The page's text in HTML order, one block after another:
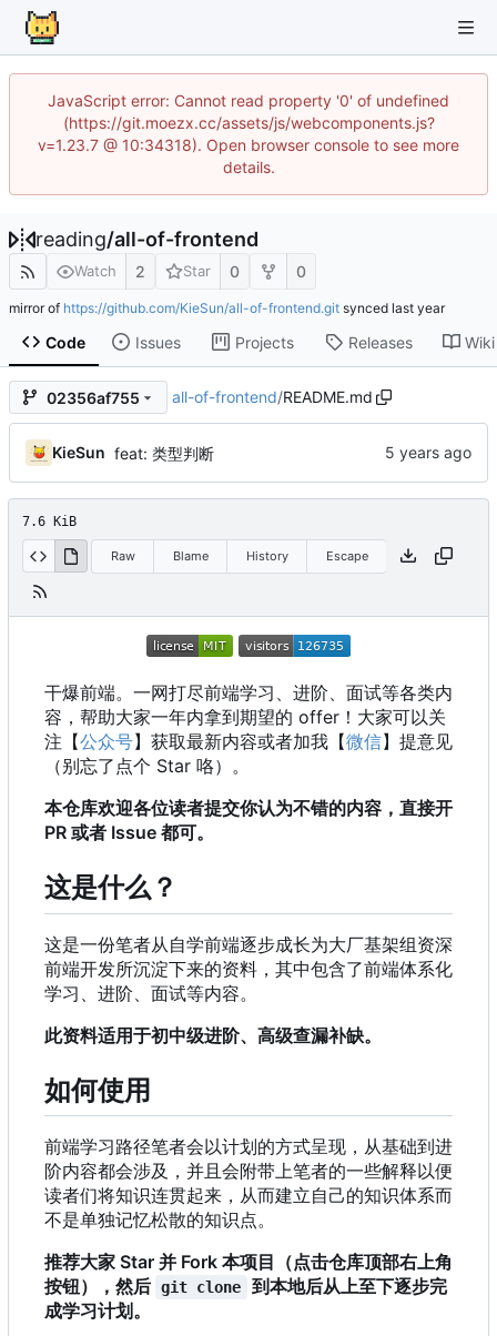
JavaScript error: Cannot read property '0' of undefined
(https://git.moezx.cc/assets/js/webcomponents.js?
v=1.23.7 @ 10:34318). Open browser console to see more
details.
reading/all-of-frontend
Watch 2 Star 0 0
mirror of https://github.com/KieSun/all-of-frontend.git synced
Code Issues Projects Releases Wiki
02356af755 all-of-frontend/README.md
KieSun feat: 类型判断
7.6 KiB
Raw Blame History Escape
干爆前端。一网打尽前端学习、进阶、面试等各类内
容，帮助大家一年内拿到期望的 offer ！ 大家可以关
注【公众号】获取最新内容或者加我【微信】提意见
（别忘了点个 Star 咯）。
本仓库欢迎各位读者提交你认为不错的内容，直接开
PR 或者 Issue 都可。
这是什么？
这是一份笔者从自学前端逐步成长为大厂基架组资深
前端开发所沉淀下来的资料，其中包含了前端体系化
学习、进阶、面试等内容。
此资料适用于初中级进阶、高级查漏补缺。
如何使用
前端学习路径笔者会以计划的方式呈现，从基础到进
阶内容都会涉及，并且会附带上笔者的一些解释以便
读者们将知识连贯起来，从而建立自己的知识体系而
不是单独记忆松散的知识点。
推荐大家 Star 并 Fork 本项目（点击仓库顶部右上角
按钮），然后 git clone
到本地后从上至下逐步完
成学习计划。